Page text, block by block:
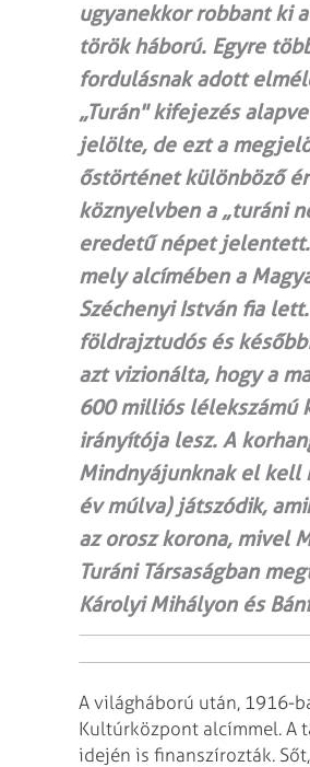
ugyanekkor robbant ki
török háború. Egyre
fordulásnak adott
„Turán" kifejezés
jelölte, de ezt a
őstörténet különböző
köznyelvben a „turáni
eredetű népet
mely alcímében a
Széchenyi István fia
földrajztudós és
azt vizionálta, hogy a
600 milliós lélekszámú
irányítója lesz. A
Mindnyájunknak el kell
év múlva) játszódik,
az orosz korona, mivel
Turáni Társaságban
Károlyi Mihályon és
A világháború után, 1916-
Kultúrközpont alcímmel. A
idején is finanszírozták.